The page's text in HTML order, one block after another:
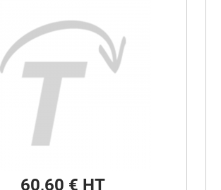
60,60 € HT